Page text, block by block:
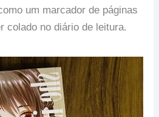
um marcador de páginas
colado no diário de leitura.